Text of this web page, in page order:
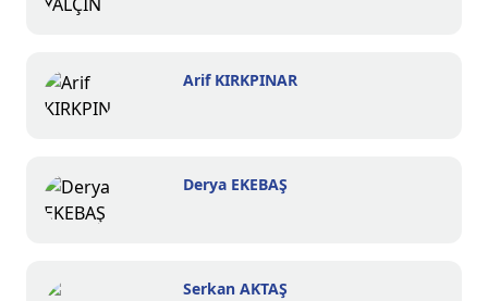
Arif KIRKPINAR
Derya EKEBAŞ
Serkan AKTAŞ